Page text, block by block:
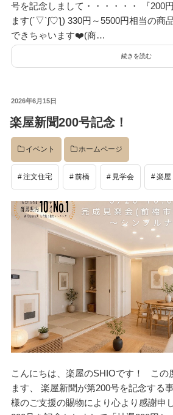
号を記念しまして・・・・・・ 『200
ます(´▽`ʃ♡ƪ) 330円～5500円相当の商
できちゃいます❤️(商…
続きを読む
投
日:
2026年6月15日
楽屋新聞200号記念！
イベント ホームページ
注文住宅 前橋 見学会 楽屋
こんにちは、楽屋のSHIOです！ この
ます、 楽屋新聞が第200号を記念する
様のご支援の賜物により心より感謝申